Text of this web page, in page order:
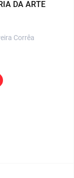
DA ARTE
Corrêa